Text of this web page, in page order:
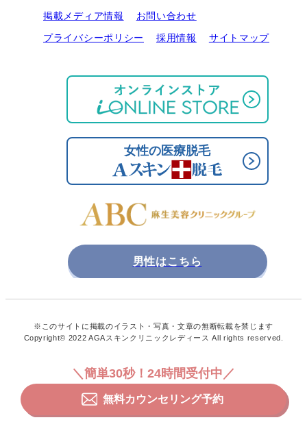
掲載メディア情報
お問い合わせ
プライバシーポリシー
採用情報 サイトマップ
男性はこちら
※このサイトに掲載のイラスト・写真・文章の無断転載を禁じます
Copyright© 2022 AGAスキンクリニックレディース All rights reserved.
＼簡単30秒！24時間受付中／
無料カウンセリング予約